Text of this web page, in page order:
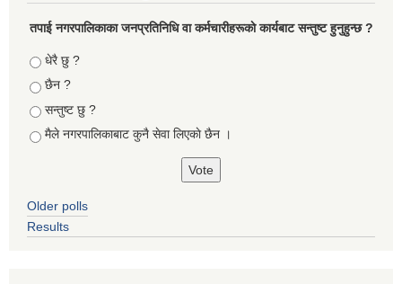
तपा‌ई नगरपालिकाका जनप्रतिनिधि वा कर्मचारीहरूकाे कार्यबाट सन्तुष्ट हुनुहुन्छ ?
Choices
धेरै छु ?
छैन ?
सन्तुष्ट छु ?
मैले नगरपालिकाबाट कुनै सेवा लिएकाे छैन ।
Older polls
Results